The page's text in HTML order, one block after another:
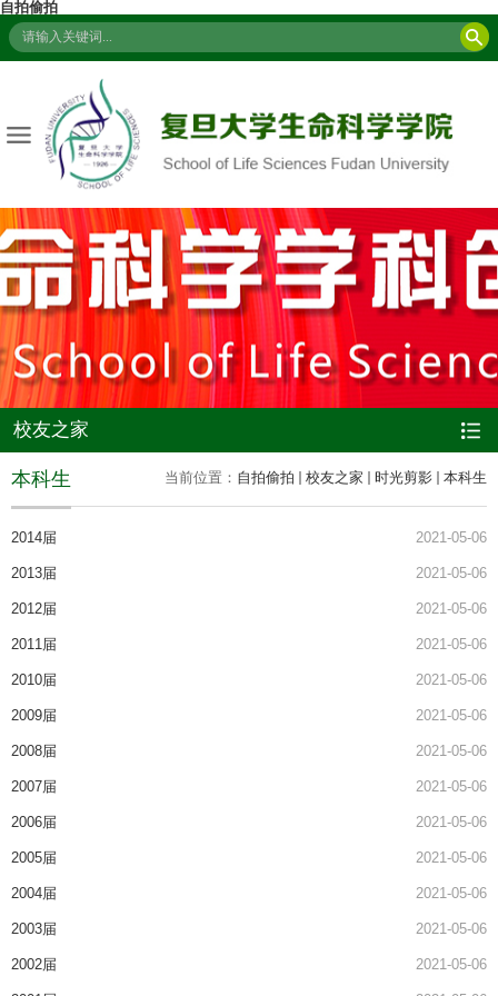
自拍偷拍
校友之家
当前位置： 自拍偷拍 校友之家 时光剪影 本科生
本科生
2014届 2021-05-06
2013届 2021-05-06
2012届 2021-05-06
2011届 2021-05-06
2010届 2021-05-06
2009届 2021-05-06
2008届 2021-05-06
2007届 2021-05-06
2006届 2021-05-06
2005届 2021-05-06
2004届 2021-05-06
2003届 2021-05-06
2002届 2021-05-06